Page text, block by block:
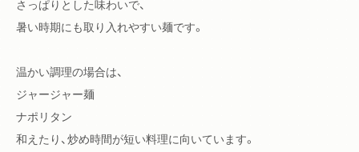
さっぱりとした味わいで、
暑い時期にも取り入れやすい麺です。
温かい調理の場合は、
ジャージャー麺
ナポリタン
和えたり、炒め時間が短い料理に向いています。